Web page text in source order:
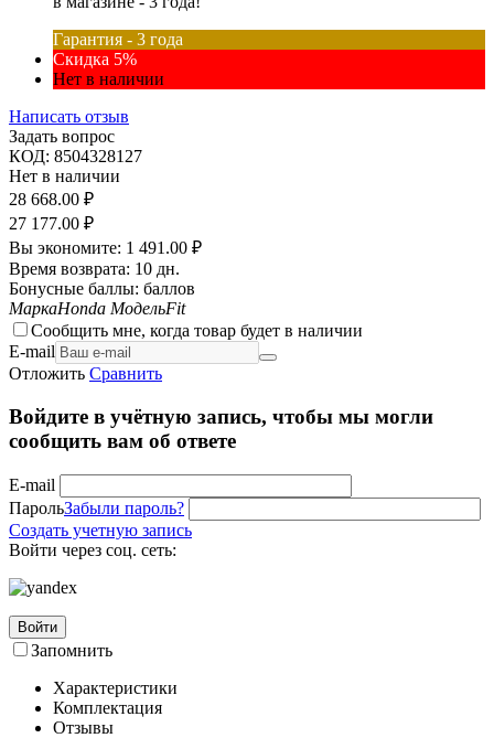
Гарантия - 3 года
Скидка 5%
Нет в наличии
Написать отзыв
Задать вопрос
КОД: 8504328127
Нет в наличии
28 668.00 ₽
27 177.00 ₽
Вы экономите: 1 491.00 ₽
Время возврата: 10 дн.
Бонусные баллы: баллов
МаркаHonda МодельFit
Сообщить мне, когда товар будет в наличии
E-mail
Отложить Сравнить
Войдите в учётную запись, чтобы мы могли
сообщить вам об ответе
E-mail
ПарольЗабыли пароль?
Создать учетную запись
Войти через соц. сеть:
Войти
Запомнить
Характеристики
Комплектация
Отзывы